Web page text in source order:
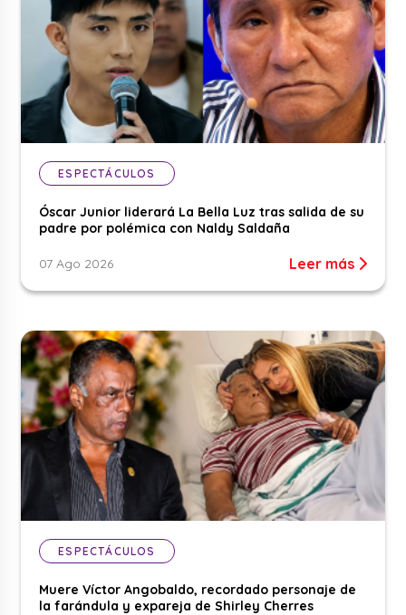
ESPECTÁCULOS
Óscar Junior liderará La Bella Luz tras salida de su
padre por polémica con Naldy Saldaña
07 Ago 2026 Leer más
ESPECTÁCULOS
Muere Víctor Angobaldo, recordado personaje de
la farándula y expareja de Shirley Cherres